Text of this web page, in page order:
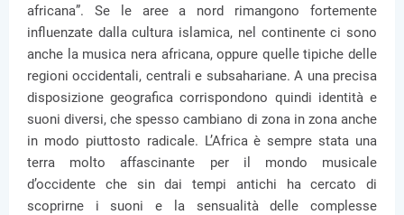
africana”. Se le aree a nord rimangono fortemente
influenzate dalla cultura islamica, nel continente ci sono
anche la musica nera africana, oppure quelle tipiche delle
regioni occidentali, centrali e subsahariane. A una precisa
disposizione geografica corrispondono quindi identità e
suoni diversi, che spesso cambiano di zona in zona anche
in modo piuttosto radicale. L’Africa è sempre stata una
terra molto affascinante per il mondo musicale
d’occidente che sin dai tempi antichi ha cercato di
scoprirne i suoni e la sensualità delle complesse